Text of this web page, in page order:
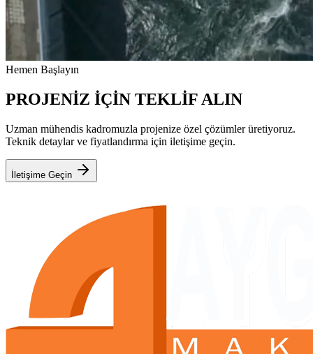
Hemen Başlayın
PROJENİZ İÇİN TEKLİF ALIN
Uzman mühendis kadromuzla projenize özel çözümler üretiyoruz.
Teknik detaylar ve fiyatlandırma için iletişime geçin.
İletişime Geçin